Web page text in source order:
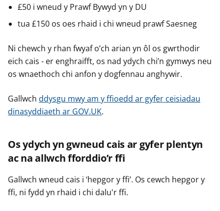
£50 i wneud y Prawf Bywyd yn y DU
tua £150 os oes rhaid i chi wneud prawf Saesneg
Ni chewch y rhan fwyaf o’ch arian yn ôl os gwrthodir
eich cais - er enghraifft, os nad ydych chi’n gymwys neu
os wnaethoch chi anfon y dogfennau anghywir.
Gallwch ddysgu mwy am y ffioedd ar gyfer ceisiadau
dinasyddiaeth ar GOV.UK.
Os ydych yn gwneud cais ar gyfer plentyn
ac na allwch fforddio’r ffi
Gallwch wneud cais i ‘hepgor y ffi’. Os cewch hepgor y
ffi, ni fydd yn rhaid i chi dalu'r ffi.